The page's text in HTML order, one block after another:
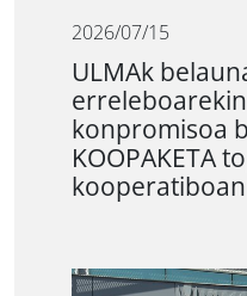
2026/07/15
ULMAk
konpromisoa
KOOPAKETA
kooperatiboan